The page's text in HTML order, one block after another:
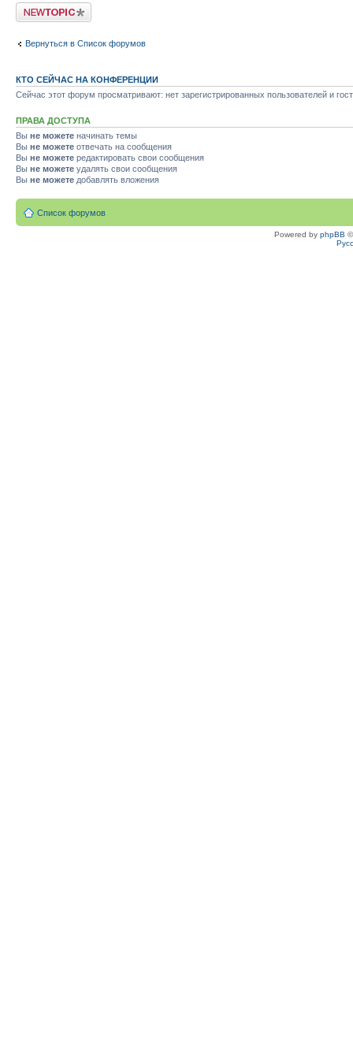
Новая тема
Вернуться в Список форумов
КТО СЕЙЧАС НА КОНФЕРЕНЦИИ
Сейчас этот форум просматривают: нет зарегистрированных пользователей и
ПРАВА ДОСТУПА
Вы не можете начинать темы
Вы не можете отвечать на сообщения
Вы не можете редактировать свои сообщения
Вы не можете удалять свои сообщения
Вы не можете добавлять вложения
Список форумов
Powered by phpBB